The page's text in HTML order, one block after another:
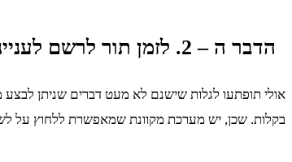
הדבר ה – 2. לזמן תור לרשם לענייני ירושה
אולי תופתעו לגלות שישנם לא מעט דברים שניתן
בקלות. שכן, יש מערכת מקוונת שמאפשרת ללחוץ על